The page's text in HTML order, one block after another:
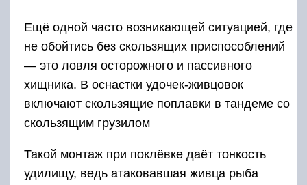
Ещё одной часто возникающей ситуацией, где
не обойтись без скользящих приспособлений
— это ловля осторожного и пассивного
хищника. В оснастки удочек-живцовок
включают скользящие поплавки в тандеме со
скользящим грузилом
Такой монтаж при поклёвке даёт тонкость
удилищу, ведь атаковавшая живца рыба